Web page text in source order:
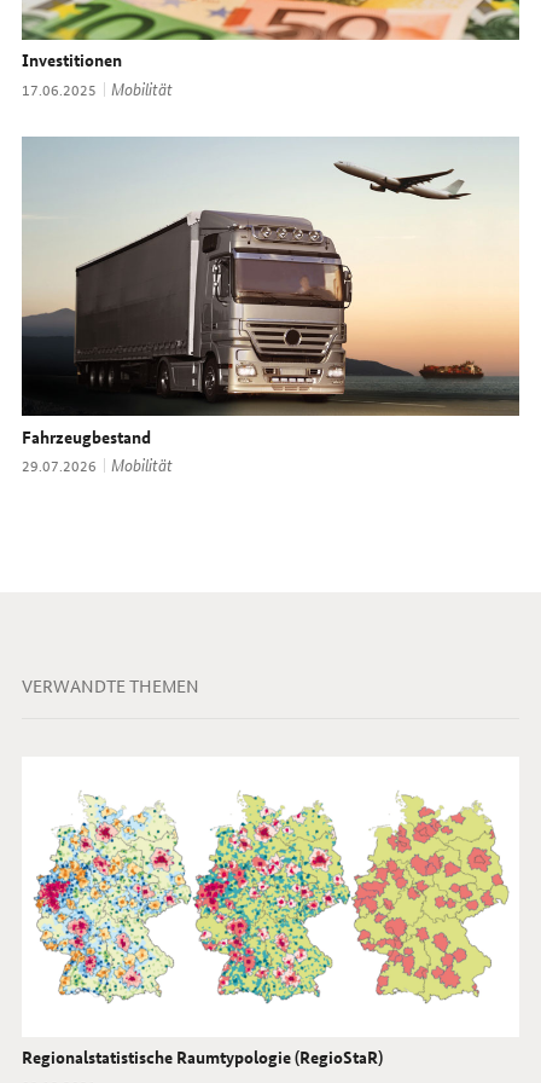
Investitionen
Datum:
17.06.2025 Thema:
Mobilität
Fahrzeugbestand
Datum:
29.07.2026 Thema:
Mobilität
VERWANDTE THEMEN
Regionalstatistische Raumtypologie (RegioStaR)